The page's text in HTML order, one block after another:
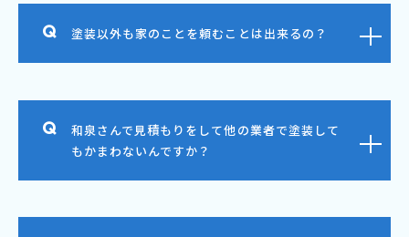
塗装以外も家のことを頼むことは出来るの？
和泉さんで見積もりをして他の業者で塗装して
もかまわないんですか？